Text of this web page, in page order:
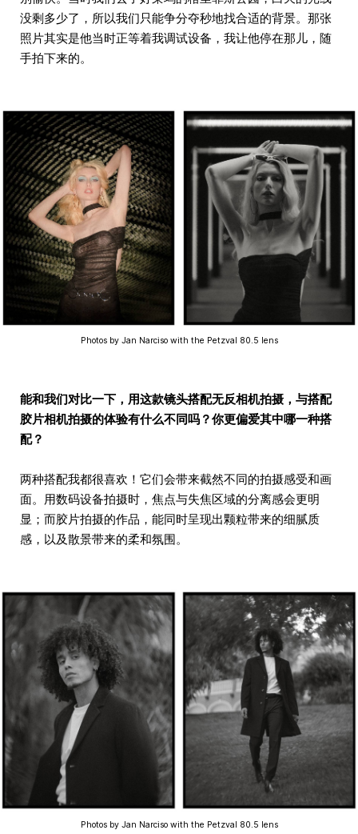
没剩多少了，所以我们只能争分夺秒地找合适的背景。那张
照片其实是他当时正等着我调试设备，我让他停在那儿，随
手拍下来的。
Photos by Jan Narciso with the Petzval 80.5 lens
能和我们对比一下，用这款镜头搭配无反相机拍摄，与搭配
胶片相机拍摄的体验有什么不同吗？你更偏爱其中哪一种搭
配？
两种搭配我都很喜欢！它们会带来截然不同的拍摄感受和画
面。用数码设备拍摄时，焦点与失焦区域的分离感会更明
显；而胶片拍摄的作品，能同时呈现出颗粒带来的细腻质
感，以及散景带来的柔和氛围。
Photos by Jan Narciso with the Petzval 80.5 lens